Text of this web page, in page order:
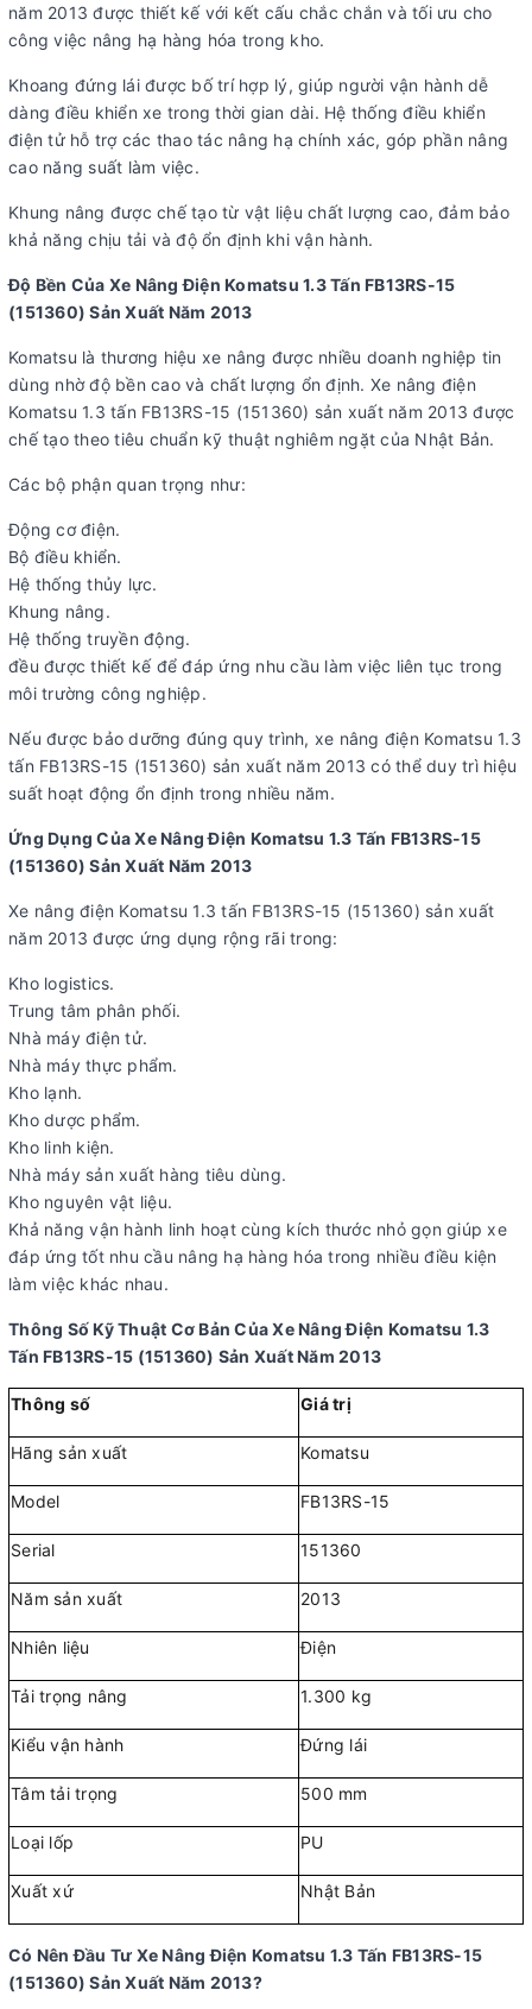
năm 2013 được thiết kế với kết cấu chắc chắn và tối ưu cho
công việc nâng hạ hàng hóa trong kho.
Khoang đứng lái được bố trí hợp lý, giúp người vận hành dễ
dàng điều khiển xe trong thời gian dài. Hệ thống điều khiển
điện tử hỗ trợ các thao tác nâng hạ chính xác, góp phần nâng
cao năng suất làm việc.
Khung nâng được chế tạo từ vật liệu chất lượng cao, đảm bảo
khả năng chịu tải và độ ổn định khi vận hành.
Độ Bền Của Xe Nâng Điện Komatsu 1.3 Tấn FB13RS-15
(151360) Sản Xuất Năm 2013
Komatsu là thương hiệu xe nâng được nhiều doanh nghiệp tin
dùng nhờ độ bền cao và chất lượng ổn định. Xe nâng điện
Komatsu 1.3 tấn FB13RS-15 (151360) sản xuất năm 2013 được
chế tạo theo tiêu chuẩn kỹ thuật nghiêm ngặt của Nhật Bản.
Các bộ phận quan trọng như:
Động cơ điện.
Bộ điều khiển.
Hệ thống thủy lực.
Khung nâng.
Hệ thống truyền động.
đều được thiết kế để đáp ứng nhu cầu làm việc liên tục trong
môi trường công nghiệp.
Nếu được bảo dưỡng đúng quy trình, xe nâng điện Komatsu 1.3
tấn FB13RS-15 (151360) sản xuất năm 2013 có thể duy trì hiệu
suất hoạt động ổn định trong nhiều năm.
Ứng Dụng Của Xe Nâng Điện Komatsu 1.3 Tấn FB13RS-15
(151360) Sản Xuất Năm 2013
Xe nâng điện Komatsu 1.3 tấn FB13RS-15 (151360) sản xuất
năm 2013 được ứng dụng rộng rãi trong:
Kho logistics.
Trung tâm phân phối.
Nhà máy điện tử.
Nhà máy thực phẩm.
Kho lạnh.
Kho dược phẩm.
Kho linh kiện.
Nhà máy sản xuất hàng tiêu dùng.
Kho nguyên vật liệu.
Khả năng vận hành linh hoạt cùng kích thước nhỏ gọn giúp xe
đáp ứng tốt nhu cầu nâng hạ hàng hóa trong nhiều điều kiện
làm việc khác nhau.
Thông Số Kỹ Thuật Cơ Bản Của Xe Nâng Điện Komatsu 1.3
Tấn FB13RS-15 (151360) Sản Xuất Năm 2013
Thông số Giá trị
Hãng sản xuất Komatsu
Model FB13RS-15
Serial 151360
Năm sản xuất 2013
Nhiên liệu Điện
Tải trọng nâng 1.300 kg
Kiểu vận hành Đứng lái
Tâm tải trọng 500 mm
Loại lốp PU
Xuất xứ Nhật Bản
Có Nên Đầu Tư Xe Nâng Điện Komatsu 1.3 Tấn FB13RS-15
(151360) Sản Xuất Năm 2013?